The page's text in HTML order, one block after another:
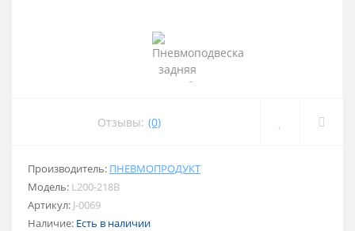
Отзывы: (0)
Производитель: ПНЕВМОПРОДУКТ
Модель: L200-218B
Артикул: J-0069
Наличие: Есть в наличии